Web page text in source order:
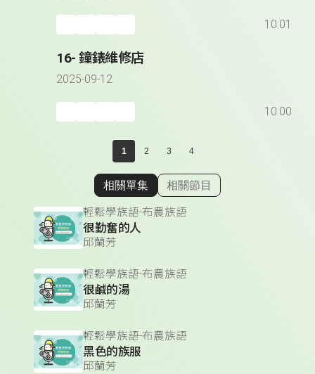
10:01
16- 鐘錶維修店
2025-09-12
10:00
1 2 3 4
顯示相關單集
相關單集 相關節目
輕鬆學族語-布農族語
很勤奮的人
邱蘭芳
輕鬆學族語-布農族語
很鹹的湯
邱蘭芳
輕鬆學族語-布農族語
黑色的族服
邱蘭芳